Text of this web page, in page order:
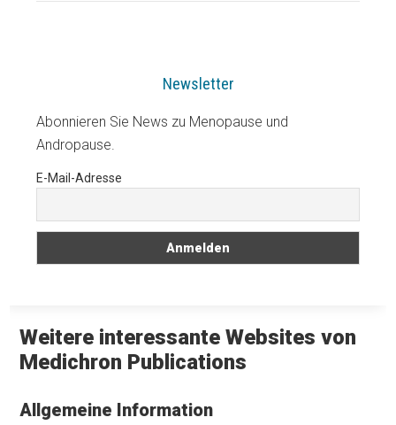
Newsletter
Abonnieren Sie News zu Menopause und
Andropause.
E-Mail-Adresse
Weitere interessante Websites von
Medichron Publications
Allgemeine Information